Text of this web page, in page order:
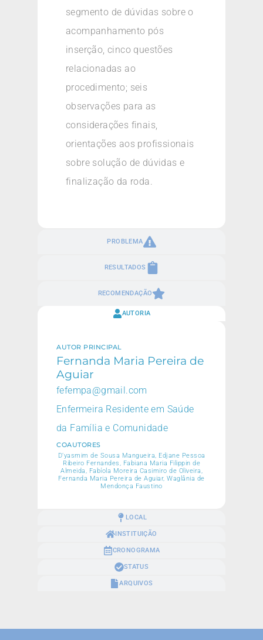
PROBLEMA
RESULTADOS
RECOMENDAÇÃO
segmento de dúvidas sobre o
acompanhamento pós
inserção, cinco questões
relacionadas ao
procedimento; seis
observações para as
considerações finais,
orientações aos profissionais
sobre solução de dúvidas e
finalização da roda.
AUTORIA
LOCAL
INSTITUIÇÃO
CRONOGRAMA
STATUS
ARQUIVOS
AUTOR PRINCIPAL
Fernanda Maria Pereira de
Aguiar
fefempa@gmail.com
Enfermeira Residente em Saúde
da Família e Comunidade
COAUTORES
D’yasmim de Sousa Mangueira, Edjane Pessoa
Ribeiro Fernandes, Fabiana Maria Filippin de
Almeida, Fabíola Moreira Casimiro de Oliveira,
Fernanda Maria Pereira de Aguiar, Waglânia de
Mendonça Faustino